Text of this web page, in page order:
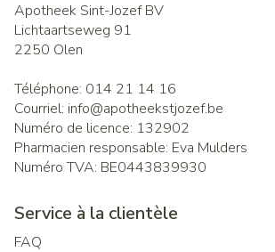
Apotheek Sint-Jozef BV
Lichtaartseweg 91
2250 Olen
Téléphone: 014 21 14 16
Courriel: info@apotheekstjozef.be
Numéro de licence: 132902
Pharmacien responsable: Eva Mulders
Numéro TVA: BE0443839930
Service à la clientèle
FAQ